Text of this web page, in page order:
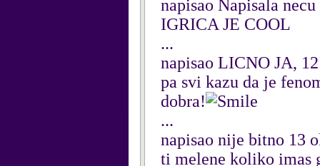
napisao Napisala
IGRICA JE COOL
...
napisao LICNO JA,
pa svi kazu da je
dobra!
...
napisao nije bitno 13
ti melene koliko imas